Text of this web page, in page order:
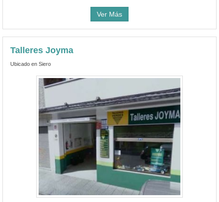
Ver Más
Talleres Joyma
Ubicado en Siero